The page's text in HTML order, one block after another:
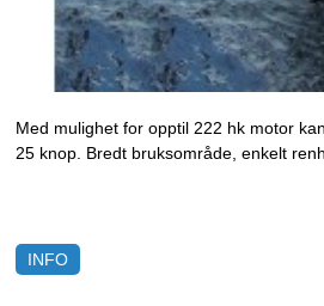
Med mulighet for opptil 222 hk motor
25 knop. Bredt bruksområde, enkelt
INFO